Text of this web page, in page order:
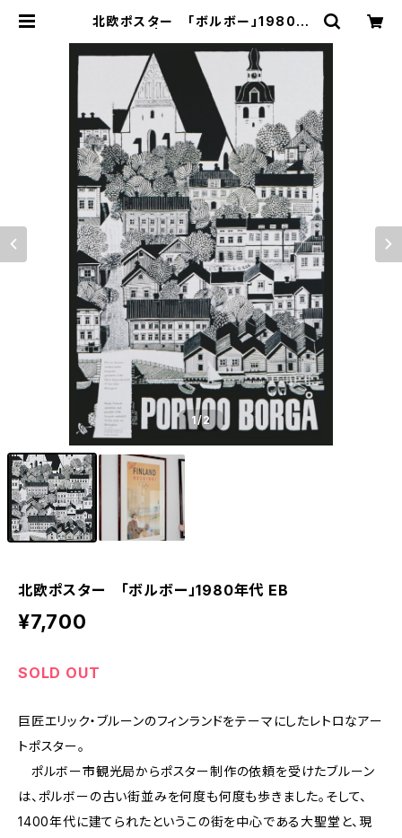
北欧ポスター 「ボルボー」1980年
1/2
北欧ポスター 「ボルボー」1980年代 EB
¥7,700
SOLD OUT
巨匠エリック・ブルーンのフィンランドをテーマにしたレトロなアー
トポスター。
ポルボー市観光局からポスター制作の依頼を受けたブルーン
は、ポルボーの古い街並みを何度も何度も歩きました。そして、
1400年代に建てられたというこの街を中心である大聖堂と、現